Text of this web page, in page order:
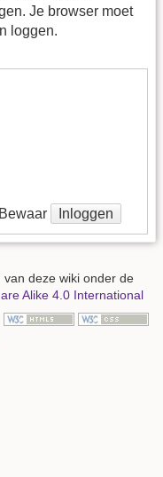
Je browser moet
loggen.
Bewaar Inloggen
deze wiki onder de
Alike 4.0 International